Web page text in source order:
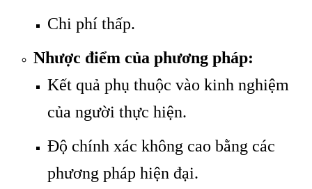
Chi phí thấp.
Nhược điểm của phương pháp:
Kết quả phụ thuộc vào kinh nghiệm
của người thực hiện.
Độ chính xác không cao bằng các
phương pháp hiện đại.